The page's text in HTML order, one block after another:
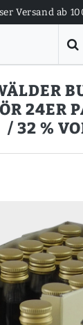
Versand ab
24ER
/ 32 %